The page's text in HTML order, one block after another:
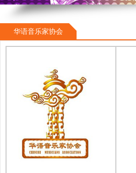
华语音乐家协会